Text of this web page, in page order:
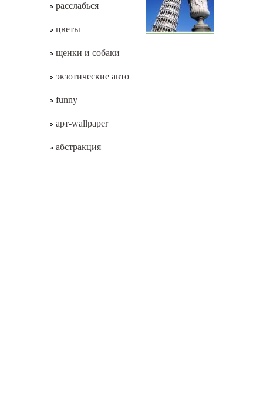
расслабься
цветы
щенки и собаки
экзотические авто
funny
арт-wallpaper
абстракция